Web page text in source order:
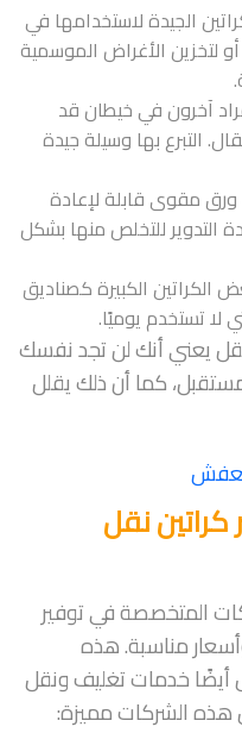
الجيدة لاستخدامها في
لتخزين الأغراض الموسمية
آخرون في خيطان قد
التبرع بها وسيلة جيدة
ورق مقوى قابلة لإعادة
التدوير للتخلص منها بشكل
الكراتين الكبيرة كصناديق
لا تستخدم يوميًا.
يعني أنك لن تجد نفسك
كما أن ذلك يقلل
نقل
المتخصصة في توفير
مناسبة. هذه
أيضًا خدمات تغليف ونقل
الشركات مميزة: